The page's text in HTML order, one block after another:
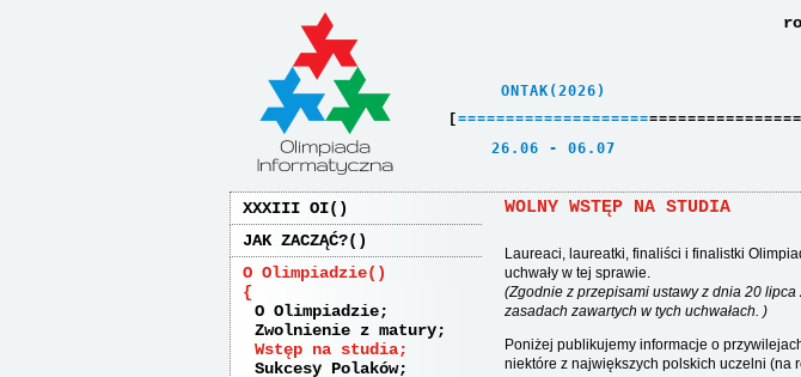
    ONTAK(2026)
[ ====================
   26.06 - 06.07
XXXIII OI
JAK ZACZĄĆ?
O Olimpiadzie
O Olimpiadzie
Zwolnienie z matury
Wstęp na studia
Sukcesy Polaków
WOLNY WSTĘP NA STUDIA
Laureaci, laureatki, finaliści i finalistki
uchwały w tej sprawie.
(Zgodnie z przepisami ustawy z dnia 20
zasadach zawartych w tych uchwałach. )
Poniżej publikujemy informacje o
niektóre z największych polskich uczelni (na